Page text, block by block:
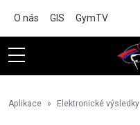
O nás GIS GymTV
Aplikace Elektronické výsledky